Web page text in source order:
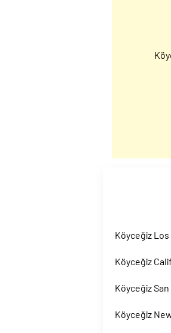
Köyceğiz Los
Köyceğiz
Köyceğiz
Köyceğiz